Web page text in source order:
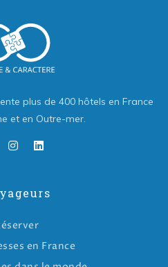
plus de 400 hôtels en France
et en Outre-mer.
en France